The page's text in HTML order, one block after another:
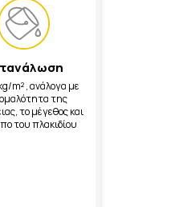
m² , ανάλογα με
της
το μέγεθος και
του πλακιδίου